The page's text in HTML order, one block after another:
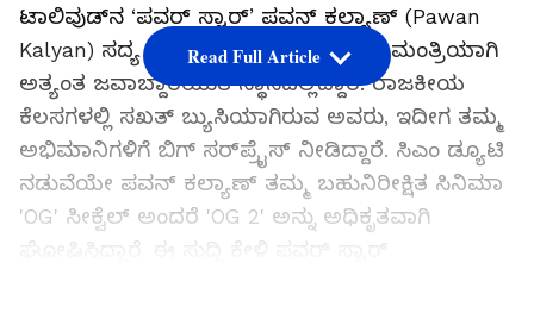
ಟಾಲಿವುಡ್‌ನ ‘ಪವರ್ ಸ್ಟಾರ್’ ಪವನ್ ಕಲ್ಯಾಣ್ (Pawan
Kalyan) ಸದ್ಯ ಆಂಧ್ರಪ್ರದೇಶದ ಉಪ ಮುಖ್ಯಮಂತ್ರಿಯಾಗಿ
ಅತ್ಯಂತ ಜವಾಬ್ದಾರಿಯುತ ಸ್ಥಾನದಲ್ಲಿದ್ದಾರೆ. ರಾಜಕೀಯ
ಕೆಲಸಗಳಲ್ಲಿ ಸಖತ್ ಬ್ಯುಸಿಯಾಗಿರುವ ಅವರು, ಇದೀಗ ತಮ್ಮ
ಅಭಿಮಾನಿಗಳಿಗೆ ಬಿಗ್ ಸರ್‌ಪ್ರೈಸ್ ನೀಡಿದ್ದಾರೆ. ಸಿಎಂ ಡ್ಯೂಟಿ
ನಡುವೆಯೇ ಪವನ್ ಕಲ್ಯಾಣ್ ತಮ್ಮ ಬಹುನಿರೀಕ್ಷಿತ ಸಿನಿಮಾ
'OG' ಸೀಕ್ವೆಲ್ ಅಂದರೆ 'OG 2' ಅನ್ನು ಅಧಿಕೃತವಾಗಿ
Read Full Article